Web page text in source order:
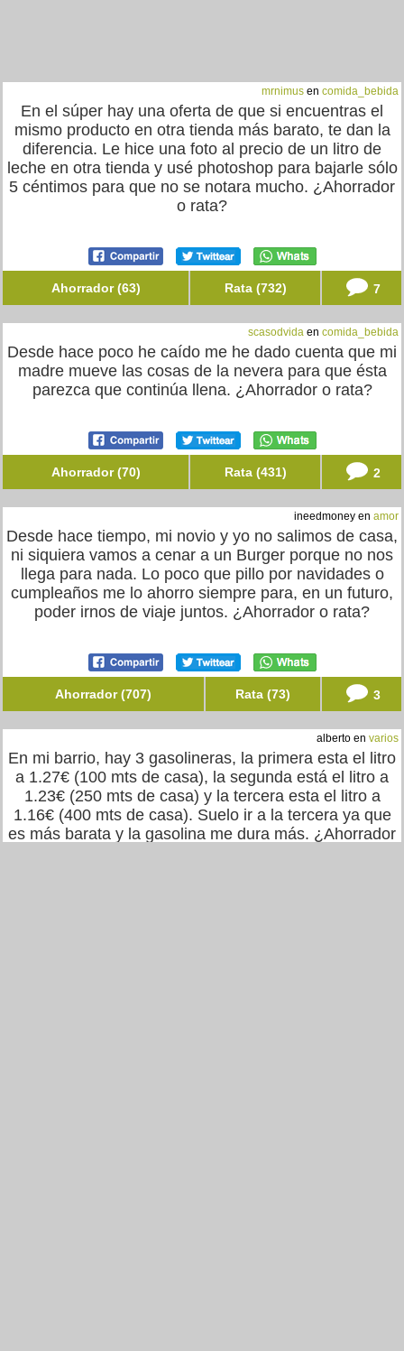
mrnimus en comida_bebida
En el súper hay una oferta de que si encuentras el
mismo producto en otra tienda más barato, te dan la
diferencia. Le hice una foto al precio de un litro de
leche en otra tienda y usé photoshop para bajarle sólo
5 céntimos para que no se notara mucho. ¿Ahorrador
o rata?
Ahorrador (63) Rata (732) 7
scasodvida en comida_bebida
Desde hace poco he caído me he dado cuenta que mi
madre mueve las cosas de la nevera para que ésta
parezca que continúa llena. ¿Ahorrador o rata?
Ahorrador (70) Rata (431) 2
ineedmoney en amor
Desde hace tiempo, mi novio y yo no salimos de casa,
ni siquiera vamos a cenar a un Burger porque no nos
llega para nada. Lo poco que pillo por navidades o
cumpleaños me lo ahorro siempre para, en un futuro,
poder irnos de viaje juntos. ¿Ahorrador o rata?
Ahorrador (707) Rata (73) 3
alberto en varios
En mi barrio, hay 3 gasolineras, la primera esta el litro
a 1.27€ (100 mts de casa), la segunda está el litro a
1.23€ (250 mts de casa) y la tercera esta el litro a
1.16€ (400 mts de casa). Suelo ir a la tercera ya que
es más barata y la gasolina me dura más. ¿Ahorrador